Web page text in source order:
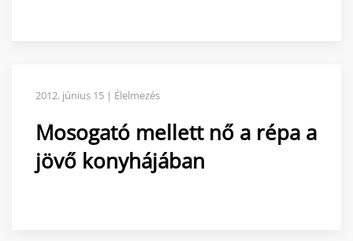
2012. június 15 | Élelmezés
Mosogató mellett nő a répa a
jövő konyhájában